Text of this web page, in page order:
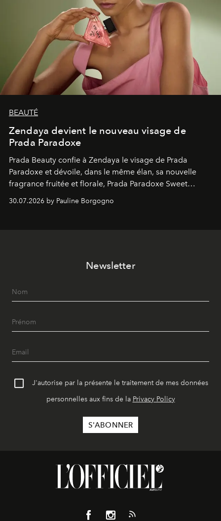
BEAUTÉ
Zendaya devient le nouveau visage de
Prada Paradoxe
Prada Beauty confie à Zendaya le visage de Prada
Paradoxe et dévoile, dans le même élan, sa nouvelle
fragrance fruitée et florale, Prada Paradoxe Sweet
Chemistry Eau de Parfum.
30.07.2026 by Pauline Borgogno
Newsletter
J'autorise par la présente le traitement de mes données
personnelles aux fins de la Privacy Policy